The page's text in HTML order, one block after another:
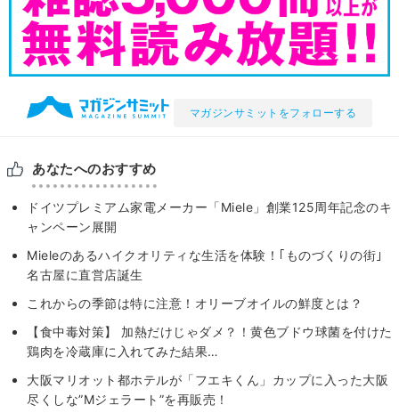
マガジンサミットをフォローする
あなたへのおすすめ
ドイツプレミアム家電メーカー「Miele」創業125周年記念のキ
ャンペーン展開
Mieleのあるハイクオリティな生活を体験！｢ものづくりの街｣
名古屋に直営店誕生
これからの季節は特に注意！オリーブオイルの鮮度とは？
【食中毒対策】 加熱だけじゃダメ？！黄色ブドウ球菌を付けた
鶏肉を冷蔵庫に入れてみた結果…
大阪マリオット都ホテルが「フエキくん」カップに入った大阪
尽くしな”Mジェラート”を再販売！